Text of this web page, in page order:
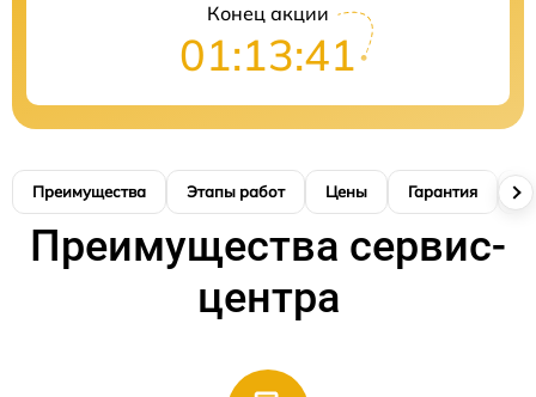
Конец акции
01:13:40
Преимущества Этапы работ Цены Гарантия
Преимущества сервис-
центра